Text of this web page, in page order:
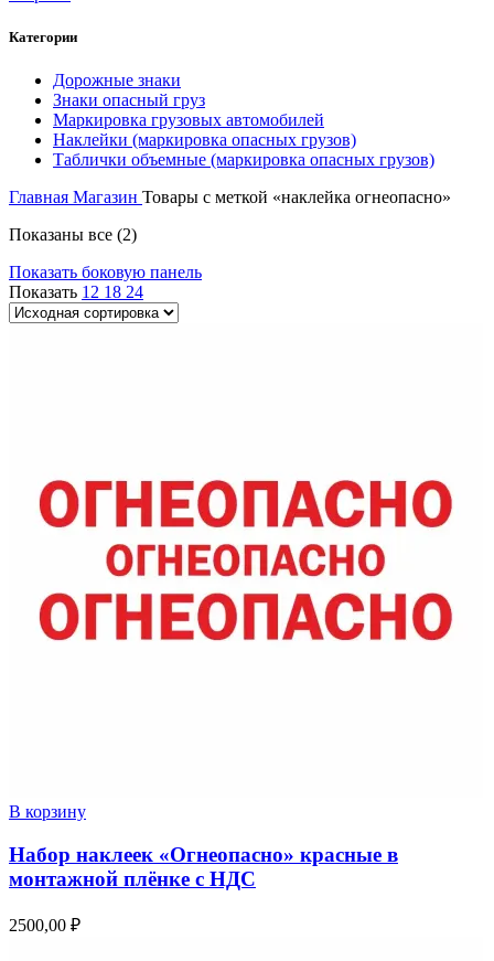
Категории
Дорожные знаки
Знаки опасный груз
Маркировка грузовых автомобилей
Наклейки (маркировка опасных грузов)
Таблички объемные (маркировка опасных грузов)
Главная Магазин Товары с меткой «наклейка огнеопасно»
Показаны все (2)
Показать боковую панель
Показать 12 18 24
В корзину
Набор наклеек «Огнеопасно» красные в
монтажной плёнке с НДС
2500,00 ₽